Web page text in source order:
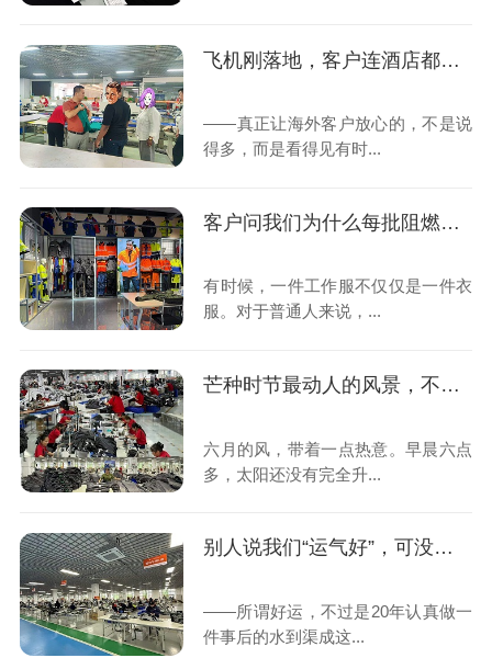
飞机刚落地，客户连酒店都没去，第一站就来了我们的工厂
——真正让海外客户放心的，不是说
得多，而是看得见有时...
客户问我们为什么每批阻燃面料都要自己烧一遍？
有时候，一件工作服不仅仅是一件衣
服。对于普通人来说，...
芒种时节最动人的风景，不在田野里，而在我们热火朝天的车间里
六月的风，带着一点热意。早晨六点
多，太阳还没有完全升...
别人说我们“运气好”，可没人看见车间灯亮到深夜的样子
——所谓好运，不过是20年认真做一
件事后的水到渠成这...